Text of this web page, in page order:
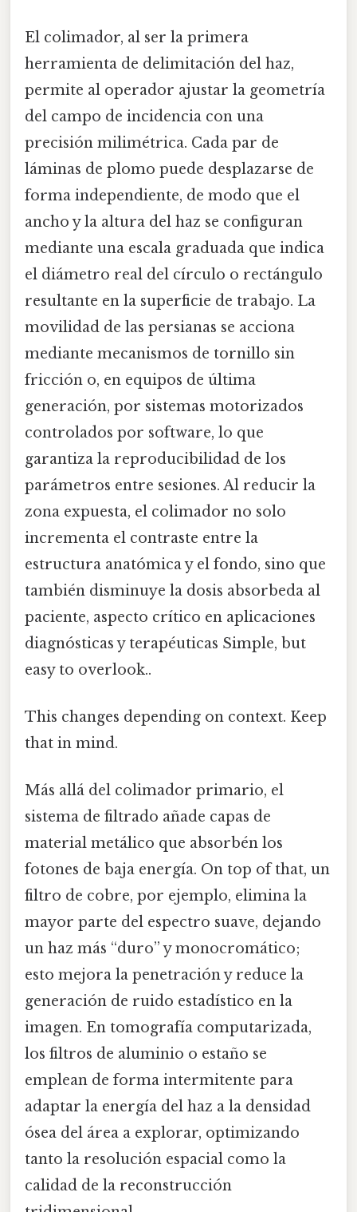
El colimador, al ser la primera
herramienta de delimitación del haz,
permite al operador ajustar la geometría
del campo de incidencia con una
precisión milimétrica. Cada par de
láminas de plomo puede desplazarse de
forma independiente, de modo que el
ancho y la altura del haz se configuran
mediante una escala graduada que indica
el diámetro real del círculo o rectángulo
resultante en la superficie de trabajo. La
movilidad de las persianas se acciona
mediante mecanismos de tornillo sin
fricción o, en equipos de última
generación, por sistemas motorizados
controlados por software, lo que
garantiza la reproducibilidad de los
parámetros entre sesiones. Al reducir la
zona expuesta, el colimador no solo
incrementa el contraste entre la
estructura anatómica y el fondo, sino que
también disminuye la dosis absorbeda al
paciente, aspecto crítico en aplicaciones
diagnósticas y terapéuticas Simple, but
easy to overlook..
This changes depending on context. Keep
that in mind.
Más allá del colimador primario, el
sistema de filtrado añade capas de
material metálico que absorbén los
fotones de baja energía. On top of that, un
filtro de cobre, por ejemplo, elimina la
mayor parte del espectro suave, dejando
un haz más “duro” y monocromático;
esto mejora la penetración y reduce la
generación de ruido estadístico en la
imagen. En tomografía computarizada,
los filtros de aluminio o estaño se
emplean de forma intermitente para
adaptar la energía del haz a la densidad
ósea del área a explorar, optimizando
tanto la resolución espacial como la
calidad de la reconstrucción